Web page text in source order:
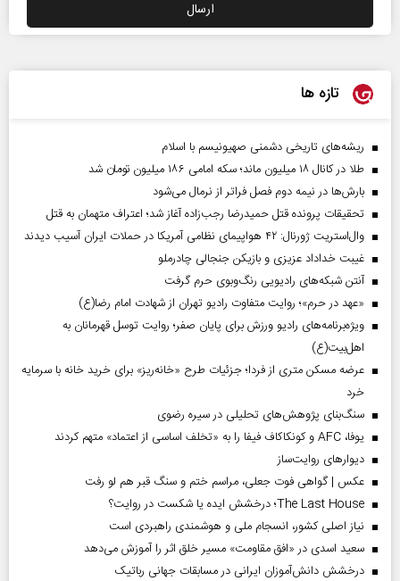
تازه ها
ریشه‌های تاریخی دشمنی صهیونیسم با اسلام
طلا در کانال ۱۸ میلیون ماند؛ سکه امامی ۱۸۶ میلیون تومان شد
بارش‌ها در نیمه دوم فصل فراتر از نرمال می‌شود
تحقیقات پرونده قتل حمیدرضا رجب‌زاده آغاز شد؛ اعتراف متهمان به قتل
وال‌استریت ژورنال: ۴۲ هواپیمای نظامی آمریکا در حملات ایران آسیب دیدند
غیبت خداداد عزیزی و بازیکن جنجالی چادرملو
آنتن شبکه‌های رادیویی رنگ‌وبوی حرم گرفت
«عهد در حرم»؛ روایت متفاوت رادیو تهران از شهادت امام رضا(ع)
ویژه‌برنامه‌های رادیو ورزش برای پایان صفر؛ روایت توسل قهرمانان به
اهل‌بیت(ع)
عرضه مسکن متری از فردا؛ جزئیات طرح «خانه‌ریز» برای خرید خانه با سرمایه
خرد
سنگ‌بنای پژوهش‌های تحلیلی در سیره رضوی
یوفا، AFC و کونکاکاف فیفا را به «تخلف اساسی از اعتماد» متهم کردند
دیوارهای روایت‌ساز
عکس | گواهی فوت جعلی، مراسم ختم و سنگ قبر هم لو رفت
The Last House؛ درخشش ایده یا شکست در روایت؟
نیاز اصلی کشور، انسجام ملی و هوشمندی راهبردی است
سعید اسدی در «افق مقاومت» مسیر خلق اثر را آموزش می‌دهد
درخشش دانش‌آموزان ایرانی در مسابقات جهانی رباتیک